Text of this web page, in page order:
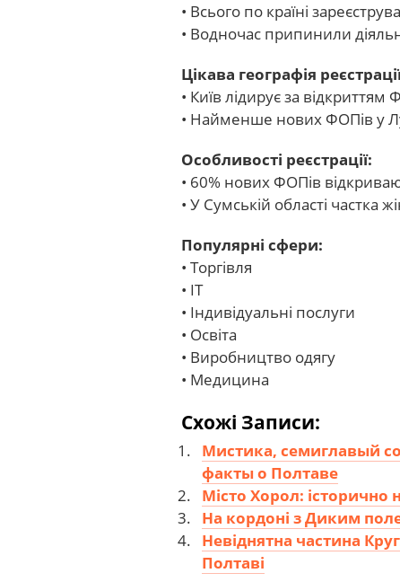
• Всього по країні
• Водночас припинили
Цікава географія
• Київ лідирує за
• Найменше нових ФОПів у
Особливості реєстрації:
• 60% нових ФОПів
• У Сумській області частка
Популярні сфери:
• Торгівля
• IT
• Індивідуальні послуги
• Освіта
• Виробництво одягу
• Медицина
Схожі Записи:
Мистика, семиглавый
факты о Полтаве
Місто Хорол: історично
На кордоні з Диким
Невіднятна частина
Полтаві